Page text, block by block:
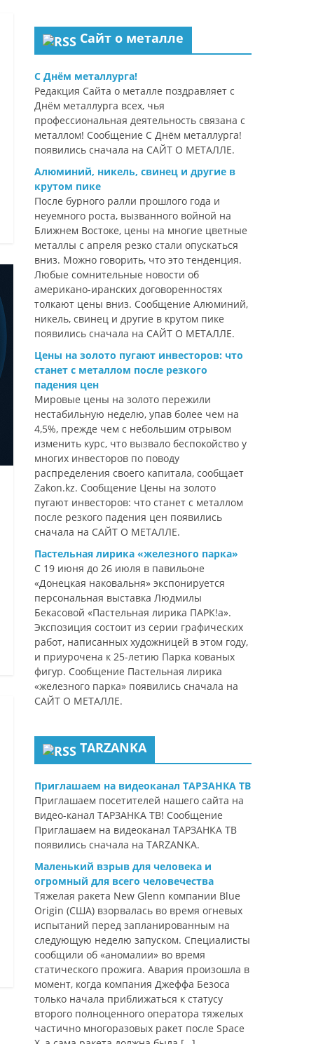
Сайт о металле
С Днём металлурга!
Редакция Сайта о металле поздравляет с
Днём металлурга всех, чья
профессиональная деятельность связана с
металлом! Сообщение С Днём металлурга!
появились сначала на САЙТ О МЕТАЛЛЕ.
Алюминий, никель, свинец и другие в
крутом пике
После бурного ралли прошлого года и
неуемного роста, вызванного войной на
Ближнем Востоке, цены на многие цветные
металлы с апреля резко стали опускаться
вниз. Можно говорить, что это тенденция.
Любые сомнительные новости об
американо-иранских договоренностях
толкают цены вниз. Сообщение Алюминий,
никель, свинец и другие в крутом пике
появились сначала на САЙТ О МЕТАЛЛЕ.
Цены на золото пугают инвесторов: что
станет с металлом после резкого
падения цен
Мировые цены на золото пережили
нестабильную неделю, упав более чем на
4,5%, прежде чем с небольшим отрывом
изменить курс, что вызвало беспокойство у
многих инвесторов по поводу
распределения своего капитала, сообщает
Zakon.kz. Сообщение Цены на золото
пугают инвесторов: что станет с металлом
после резкого падения цен появились
сначала на САЙТ О МЕТАЛЛЕ.
Пастельная лирика «железного парка»
С 19 июня до 26 июля в павильоне
«Донецкая наковальня» экспонируется
персональная выставка Людмилы
Бекасовой «Пастельная лирика ПАРК!а».
Экспозиция состоит из серии графических
работ, написанных художницей в этом году,
и приурочена к 25-летию Парка кованых
фигур. Сообщение Пастельная лирика
«железного парка» появились сначала на
САЙТ О МЕТАЛЛЕ.
TARZANKA
Приглашаем на видеоканал ТАРЗАНКА ТВ
Приглашаем посетителей нашего сайта на
видео-канал ТАРЗАНКА ТВ! Сообщение
Приглашаем на видеоканал ТАРЗАНКА ТВ
появились сначала на TARZANKA.
Маленький взрыв для человека и
огромный для всего человечества
Тяжелая ракета New Glenn компании Blue
Origin (США) взорвалась во время огневых
испытаний перед запланированным на
следующую неделю запуском. Специалисты
сообщили об «аномалии» во время
статического прожига. Авария произошла в
момент, когда компания Джеффа Безоса
только начала приближаться к статусу
второго полноценного оператора тяжелых
частично многоразовых ракет после Space